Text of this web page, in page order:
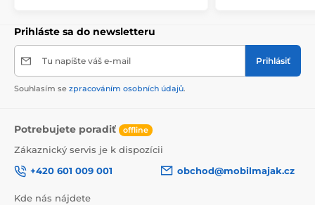
Prihláste sa do newsletteru
Tu napíšte váš e-mail Prihlásiť
Souhlasím se zpracováním osobních údajů.
Potrebujete poradiť offline
Zákaznický servis je k dispozícii
+420 601 009 001
obchod@mobilmajak.cz
Kde nás nájdete